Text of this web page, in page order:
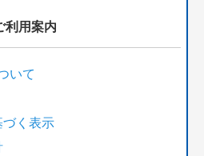
ビザ Research activities
(maritime crew visa)
利用案内
いて
く表示